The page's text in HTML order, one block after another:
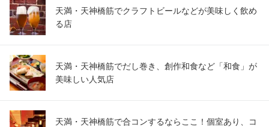
天満・天神橋筋でクラフトビールなどが美味しく飲め
る店
天満・天神橋筋でだし巻き、創作和食など「和食」が
美味しい人気店
天満・天神橋筋で合コンするならここ！個室あり、コ